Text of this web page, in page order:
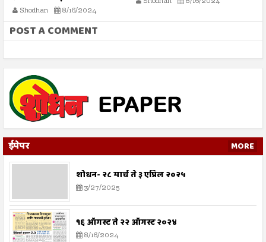
Shodhan 8/16/2024
POST A COMMENT
ईपेपर MORE
शोधन- २८ मार्च ते ३ एप्रिल २०२५
3/27/2025
१६ ऑगस्ट ते २२ ऑगस्ट २०२४
8/16/2024